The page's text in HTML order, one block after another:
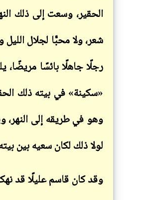
الحقير، وسعت إلى ذلك
شعر، ولا محبًّا لجلال
رجلًا جاهلًا بائسًا مريضًا،
«سكينة» في بيته ذلك
وهو في طريقه إلى النهر،
لولا ذلك لكان سعيه بين
وقد كان قاسم عليلًا قد